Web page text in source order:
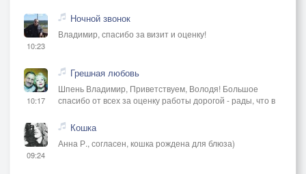
10:23
Ночной звонок
Владимир, спасибо за визит и оценку!
10:17
Грешная любовь
Шпень Владимир, Приветствуем, Володя! Большое
спасибо от всех за оценку работы дорогой - рады, что в
09:24
Кошка
Анна Р., согласен, кошка рождена для блюза)